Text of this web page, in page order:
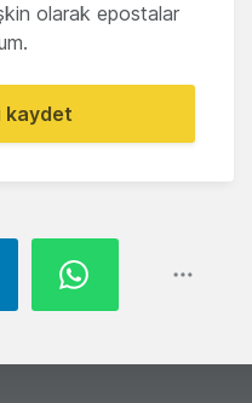
olarak epostalar
kaydet